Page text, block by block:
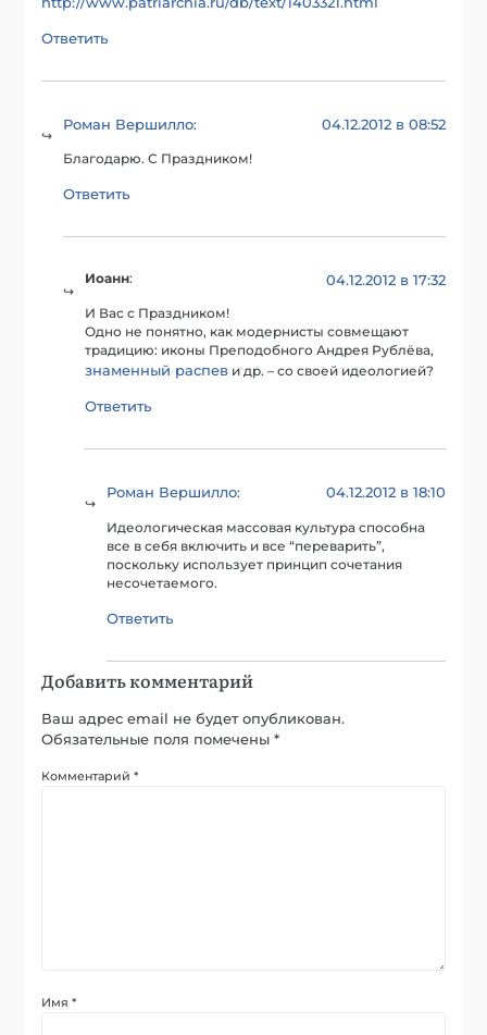
Ответить
Роман Вершилло: 04.12.2012 в 08:52
Благодарю. С Праздником!
Ответить
Иоанн: 04.12.2012 в 17:32
И Вас с Праздником!
Одно не понятно, как модернисты совмещают
традицию: иконы Преподобного Андрея Рублёва,
знаменный распев и др. – со своей идеологией?
Ответить
Роман Вершилло: 04.12.2012 в 18:10
Идеологическая массовая культура способна
все в себя включить и все “переварить”,
поскольку использует принцип сочетания
несочетаемого.
Ответить
Добавить комментарий
Ваш адрес email не будет опубликован.
Обязательные поля помечены*
Комментарий*
Имя*